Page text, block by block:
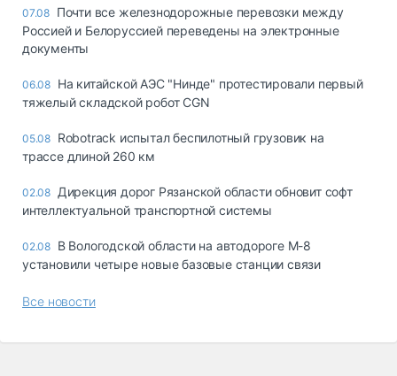
07.08 Почти все железнодорожные перевозки между
Россией и Белоруссией переведены на электронные
документы
06.08 На китайской АЭС "Нинде" протестировали первый
тяжелый складской робот CGN
05.08 Robotrack испытал беспилотный грузовик на
трассе длиной 260 км
02.08 Дирекция дорог Рязанской области обновит софт
интеллектуальной транспортной системы
02.08 В Вологодской области на автодороге М-8
установили четыре новые базовые станции связи
Все новости